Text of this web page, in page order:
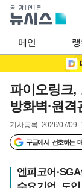
메인
파이오링크
방화벽·원
기사등록 2026/07/09
구글에서 선호하는
엔피코어